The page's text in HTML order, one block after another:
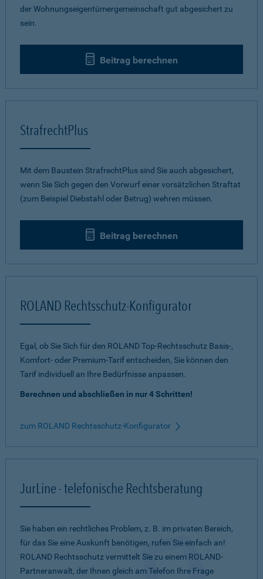
der Wohnungseigentümergemeinschaft gut abgesichert zu
sein.
Beitrag berechnen
StrafrechtPlus
Mit dem Baustein StrafrechtPlus sind Sie auch abgesichert,
wenn Sie Sich gegen den Vorwurf einer vorsätzlichen Straftat
(zum Beispiel Diebstahl oder Betrug) wehren müssen.
Beitrag berechnen
ROLAND Rechtsschutz-Konfigurator
Egal, ob Sie Sich für den ROLAND Top-Rechtsschutz Basis-,
Komfort- oder Premium-Tarif entscheiden, Sie können den
Tarif individuell an Ihre Bedürfnisse anpassen.
Berechnen und abschließen in nur 4 Schritten!
zum ROLAND Rechtsschutz-Konfigurator
JurLine - telefonische Rechtsberatung
Sie haben ein rechtliches Problem, z. B. im privaten Bereich,
für das Sie eine Auskunft benötigen, rufen Sie einfach an!
ROLAND Rechtsschutz vermittelt Sie zu einem ROLAND-
Partneranwalt, der Ihnen gleich am Telefon Ihre Frage